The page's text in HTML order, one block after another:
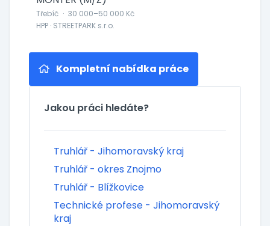
Třebíč · 30 000–50 000 Kč
HPP · STREETPARK s.r.o.
Kompletní nabídka práce
Jakou práci hledáte?
Truhlář - Jihomoravský kraj
Truhlář - okres Znojmo
Truhlář - Blížkovice
Technické profese - Jihomoravský
kraj